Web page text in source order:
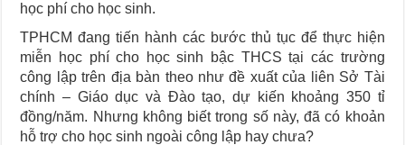
học phí cho học sinh.
TPHCM đang tiến hành các bước thủ tục để thực hiện
miễn học phí cho học sinh bậc THCS tại các trường
công lập trên địa bàn theo như đề xuất của liên Sở Tài
chính – Giáo dục và Đào tạo, dự kiến khoảng 350 tỉ
đồng/năm. Nhưng không biết trong số này, đã có khoản
hỗ trợ cho học sinh ngoài công lập hay chưa?